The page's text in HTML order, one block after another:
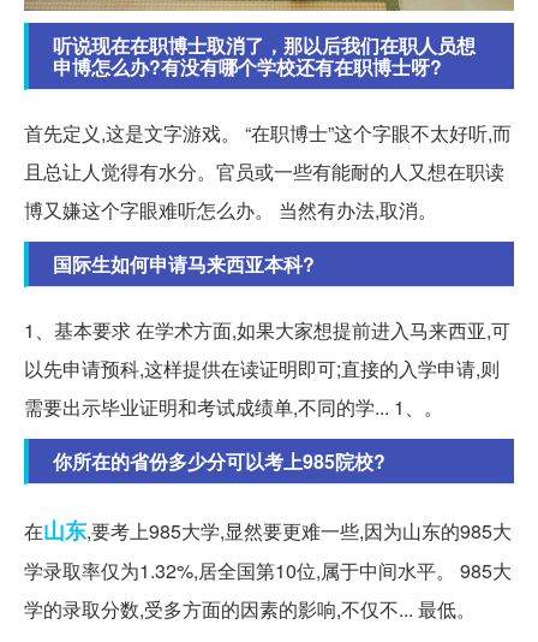
听说现在在职博士取消了，那以后我们在职人员想
申博怎么办?有没有哪个学校还有在职博士呀?
首先定义,这是文字游戏。 “在职博士”这个字眼不太好听,而
且总让人觉得有水分。官员或一些有能耐的人又想在职读
博又嫌这个字眼难听怎么办。 当然有办法,取消。
国际生如何申请马来西亚本科?
1、基本要求 在学术方面,如果大家想提前进入马来西亚,可
以先申请预科,这样提供在读证明即可;直接的入学申请,则
需要出示毕业证明和考试成绩单,不同的学... 1、。
你所在的省份多少分可以考上985院校?
在山东,要考上985大学,显然要更难一些,因为山东的985大
学录取率仅为1.32%,居全国第10位,属于中间水平。 985大
学的录取分数,受多方面的因素的影响,不仅不... 最低。